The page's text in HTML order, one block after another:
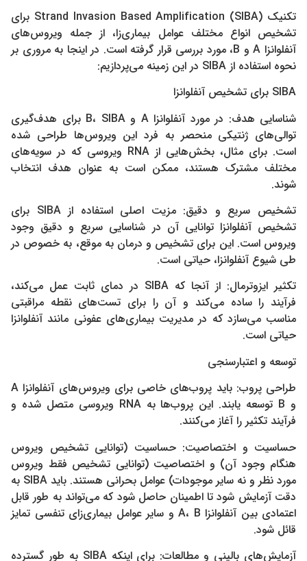
تکنیک Strand Invasion Based Amplification (SIBA) برای
تشخیص انواع مختلف عوامل بیماری‌زا، از جمله ویروس‌های
آنفلوانزا A و B، مورد بررسی قرار گرفته است. در اینجا به مروری بر
نحوه استفاده از SIBA در این زمینه می‌پردازیم:
SIBA برای تشخیص آنفلوانزا
شناسایی هدف: در مورد آنفلوانزا A و B، SIBA برای هدف‌گیری
توالی‌های ژنتیکی منحصر به فرد این ویروس‌ها طراحی شده
است. برای مثال، بخش‌هایی از RNA ویروسی که در سویه‌های
مختلف مشترک هستند، ممکن است به عنوان هدف انتخاب
شوند.
تشخیص سریع و دقیق: مزیت اصلی استفاده از SIBA برای
تشخیص آنفلوانزا توانایی آن در شناسایی سریع و دقیق وجود
ویروس است. این برای تشخیص و درمان به موقع، به خصوص در
طی شیوع آنفلوانزا، حیاتی است.
تکثیر ایزوترمال: از آنجا که SIBA در دمای ثابت عمل می‌کند،
فرآیند را ساده می‌کند و آن را برای تست‌های نقطه مراقبتی
مناسب می‌سازد که در مدیریت بیماری‌های عفونی مانند آنفلوانزا
حیاتی است.
توسعه و اعتبارسنجی
طراحی پروب: باید پروب‌های خاصی برای ویروس‌های آنفلوانزا A
و B توسعه یابند. این پروب‌ها به RNA ویروسی متصل شده و
فرآیند تکثیر را آغاز می‌کنند.
حساسیت و اختصاصیت: حساسیت (توانایی تشخیص ویروس
هنگام وجود آن) و اختصاصیت (توانایی تشخیص فقط ویروس
مورد نظر و نه سایر موجودات) عوامل بحرانی هستند. باید SIBA به
دقت آزمایش شود تا اطمینان حاصل شود که می‌تواند به طور قابل
اعتمادی بین آنفلوانزا A، B و سایر عوامل بیماری‌زای تنفسی تمایز
قائل شود.
آزمایش‌های بالینی و مطالعات: برای اینکه SIBA به طور گسترده